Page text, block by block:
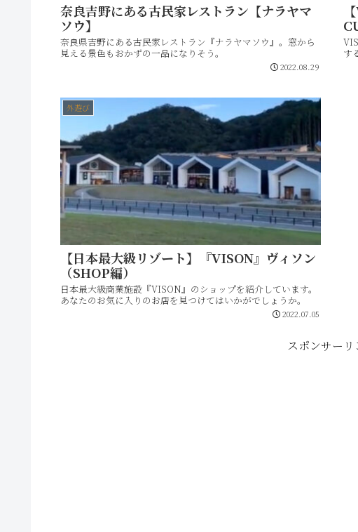
奈良吉野にある古民家レストラン【ナラヤマ
ソウ】
奈良県吉野にある古民家レストラン『ナラヤマソウ』。窓から
見える景色もおかずの一品になりそう。
2022.08.29
す
外遊び
【日本最大級リゾート】『VISON』ヴィソン
（SHOP編）
日本最大級商業施設『VISON』のショップを紹介しています。
あなたのお気に入りのお店を見つけてはいかがでしょうか。
2022.07.05
スポンサーリ